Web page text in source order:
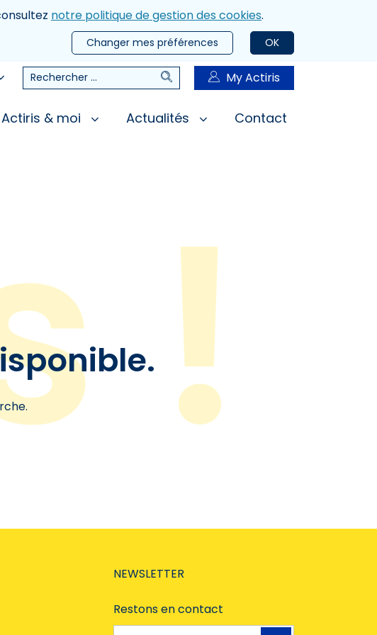
notre politique de gestion des cookies.
OK
Changer mes préférences
Rechercher RechercherMy Actiris
Actiris & moi Actualités Contact
NEWSLETTER
Restons en contact